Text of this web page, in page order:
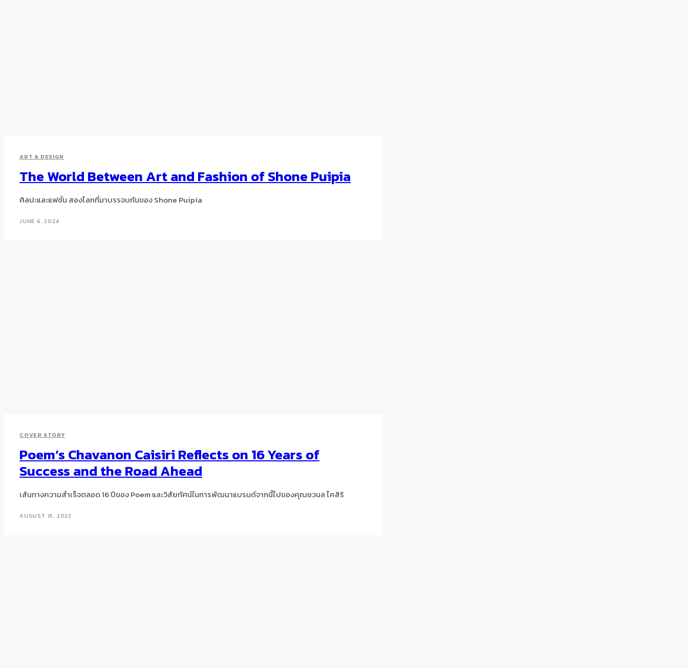
ART & DESIGN
The World Between Art and Fashion of Shone Puipia
ศิลปะและแฟชั่น สองโลกที่มาบรรจบกันของ Shone Puipia
JUNE 6, 2024
COVER STORY
Poem’s Chavanon Caisiri Reflects on 16 Years of
Success and the Road Ahead
เส้นทางความสำเร็จตลอด 16 ปีของ Poem และวิสัยทัศน์ในการพัฒนาแบรนด์จากนี้ไปของคุณชวนล ไคสิริ
AUGUST 15, 2022